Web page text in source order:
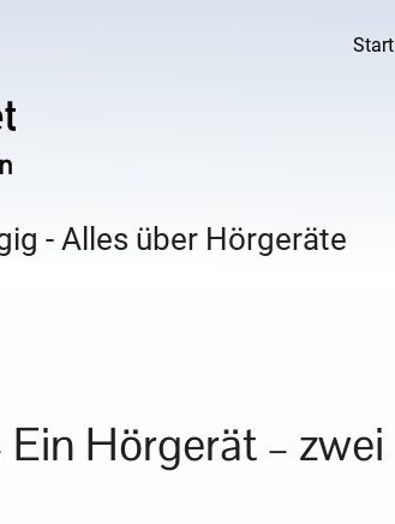
Start
- Alles über Hörgeräte
Hörgerät – zwei